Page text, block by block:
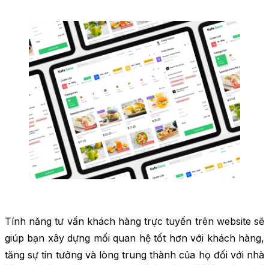
Tính năng tư vấn khách hàng trực tuyến trên website sẽ
giúp bạn xây dựng mối quan hệ tốt hơn với khách hàng,
tăng sự tin tưởng và lòng trung thành của họ đối với nhà